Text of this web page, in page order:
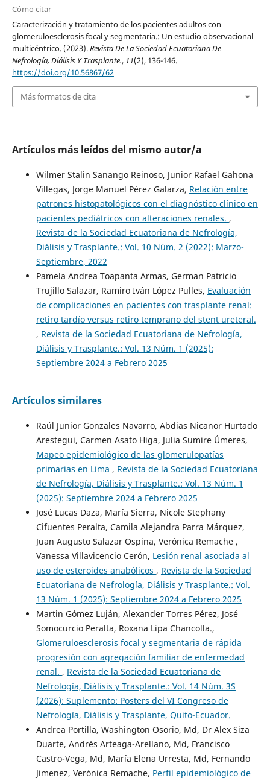
Cómo citar
Caracterización y tratamiento de los pacientes adultos con
glomeruloesclerosis focal y segmentaria.: Un estudio observacional
multicéntrico. (2023).Revista De La Sociedad Ecuatoriana De
Nefrología, Diálisis Y Trasplante., 11(2), 136-146.
https://doi.org/10.56867/62
Más formatos de cita
Artículos más leídos del mismo autor/a
Wilmer Stalin Sanango Reinoso, Junior Rafael Gahona
Villegas, Jorge Manuel Pérez Galarza, Relación entre
patrones histopatológicos con el diagnóstico clínico en
pacientes pediátricos con alteraciones renales. ,
Revista de la Sociedad Ecuatoriana de Nefrología,
Diálisis y Trasplante.: Vol. 10 Núm. 2 (2022): Marzo-
Septiembre, 2022
Pamela Andrea Toapanta Armas, German Patricio
Trujillo Salazar, Ramiro Iván López Pulles, Evaluación
de complicaciones en pacientes con trasplante renal:
retiro tardío versus retiro temprano del stent ureteral.
, Revista de la Sociedad Ecuatoriana de Nefrología,
Diálisis y Trasplante.: Vol. 13 Núm. 1 (2025):
Septiembre 2024 a Febrero 2025
Artículos similares
Raúl Junior Gonzales Navarro, Abdias Nicanor Hurtado
Arestegui, Carmen Asato Higa, Julia Sumire Úmeres,
Mapeo epidemiológico de las glomerulopatías
primarias en Lima , Revista de la Sociedad Ecuatoriana
de Nefrología, Diálisis y Trasplante.: Vol. 13 Núm. 1
(2025): Septiembre 2024 a Febrero 2025
José Lucas Daza, María Sierra, Nicole Stephany
Cifuentes Peralta, Camila Alejandra Parra Márquez,
Juan Augusto Salazar Ospina, Verónica Remache ,
Vanessa Villavicencio Cerón, Lesión renal asociada al
uso de esteroides anabólicos , Revista de la Sociedad
Ecuatoriana de Nefrología, Diálisis y Trasplante.: Vol.
13 Núm. 1 (2025): Septiembre 2024 a Febrero 2025
Martin Gómez Luján, Alexander Torres Pérez, José
Somocurcio Peralta, Roxana Lipa Chancolla.,
Glomeruloesclerosis focal y segmentaria de rápida
progresión con agregación familiar de enfermedad
renal. , Revista de la Sociedad Ecuatoriana de
Nefrología, Diálisis y Trasplante.: Vol. 14 Núm. 3S
(2026): Suplemento: Posters del VI Congreso de
Nefrología, Diálisis y Trasplante, Quito-Ecuador.
Andrea Portilla, Washington Osorio, Md, Dr Alex Siza
Duarte, Andrés Arteaga-Arellano, Md, Francisco
Castro-Vega, Md, María Elena Urresta, Md, Fernando
Jimenez, Verónica Remache, Perfil epidemiológico de